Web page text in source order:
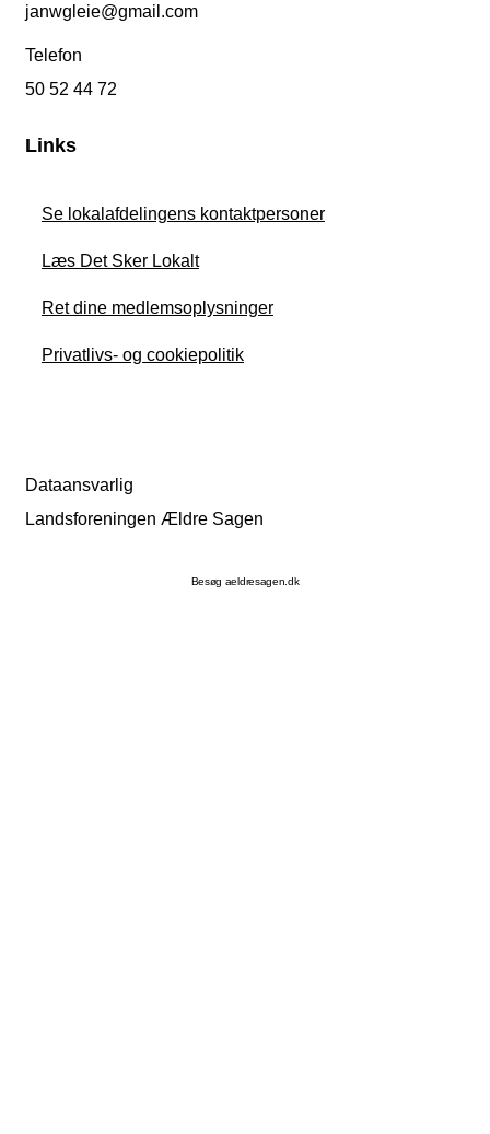
janwgleie@gmail.com
Telefon
50 52 44 72
Links
Se lokalafdelingens kontaktpersoner
Læs Det Sker Lokalt
Ret dine medlemsoplysninger
Privatlivs- og cookiepolitik
Dataansvarlig
Landsforeningen Ældre Sagen
Besøg aeldresagen.dk